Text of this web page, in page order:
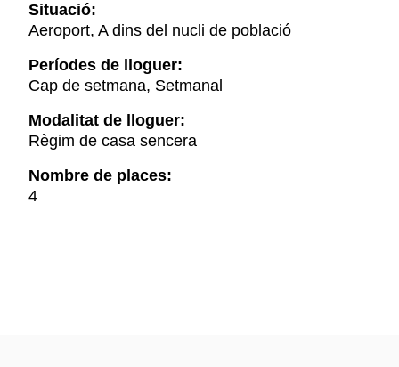
Situació:
Aeroport, A dins del nucli de població
Períodes de lloguer:
Cap de setmana, Setmanal
Modalitat de lloguer:
Règim de casa sencera
Nombre de places:
4